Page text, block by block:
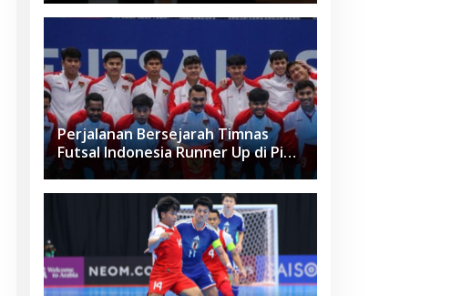
Perjalanan Bersejarah Timnas
Futsal Indonesia Runner Up di Piala
Asia Futsal 2026